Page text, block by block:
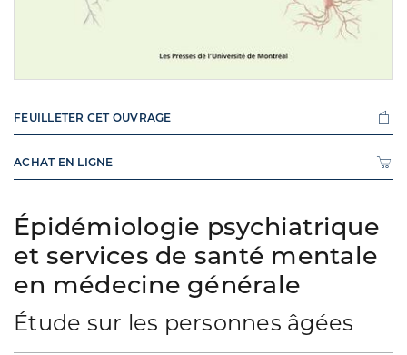
Épidémiologie psychiatrique
et services de santé mentale
en médecine générale
Étude sur les personnes âgées
FEUILLETER CET OUVRAGE
ACHAT EN LIGNE